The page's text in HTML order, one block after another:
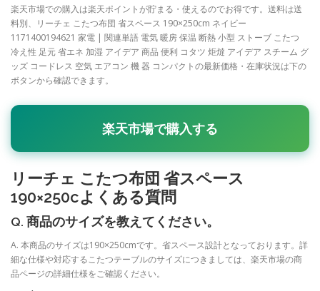
楽天市場での購入は楽天ポイントが貯まる・使えるのでお得です。送料は送
料別、リーチェ こたつ布団 省スペース 190×250cm ネイビー
1171400194621 家電 | 関連単語 電気 暖房 保温 断熱 小型 ストーブ こたつ
冷え性 足元 省エネ 加湿 アイデア 商品 便利 コタツ 炬燵 アイデア スチーム グ
ッズ コードレス 空気 エアコン 機 器 コンパクトの最新価格・在庫状況は下の
ボタンから確認できます。
楽天市場で購入する
リーチェ こたつ布団 省スペース
190×250cよくある質問
Q. 商品のサイズを教えてください。
A. 本商品のサイズは190×250cmです。省スペース設計となっております。詳
細な仕様や対応するこたつテーブルのサイズにつきましては、楽天市場の商
品ページの詳細仕様をご確認ください。